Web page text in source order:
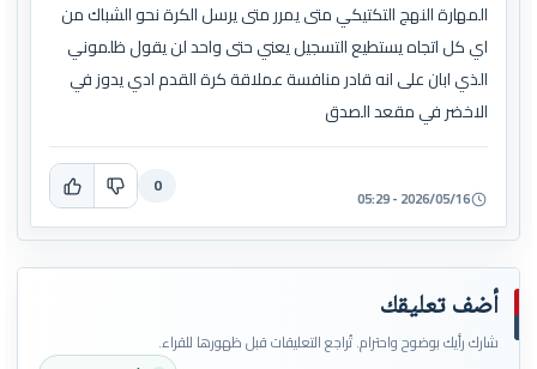
المهارة النهج التكتيكي متى يمرر متى يرسل الكرة نحو الشباك من
اي كل اتجاه يستطيع التسجيل يعني حتى واحد لن يقول ظلموني
الذي ابان على انه قادر منافسة عملاقة كرة القدم ادي يدوز في
الاخضر في مقعد الصدق
2026/05/16 - 05:29
0
أضف تعليقك
شارك رأيك بوضوح واحترام. تُراجع التعليقات قبل ظهورها للقراء.